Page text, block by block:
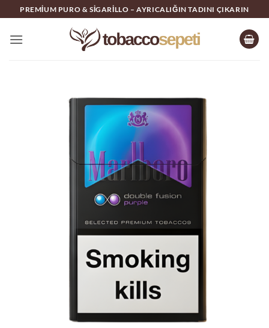
İçeriğe
atla
PREMIUM PURO & SIGARILLO – AYRICALIĞIN TADINI ÇIKARIN